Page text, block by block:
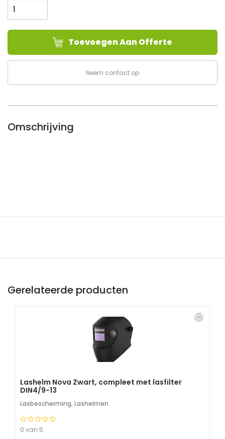
Furia
GP
Extreme,
lasfilter
aantal
Toevoegen Aan Offerte
Neem contact op
Omschrijving
Gerelateerde producten
Lashelm Nova Zwart, compleet met lasfilter
DIN4/9-13
Lasbescherming, Lashelmen
0 van 5